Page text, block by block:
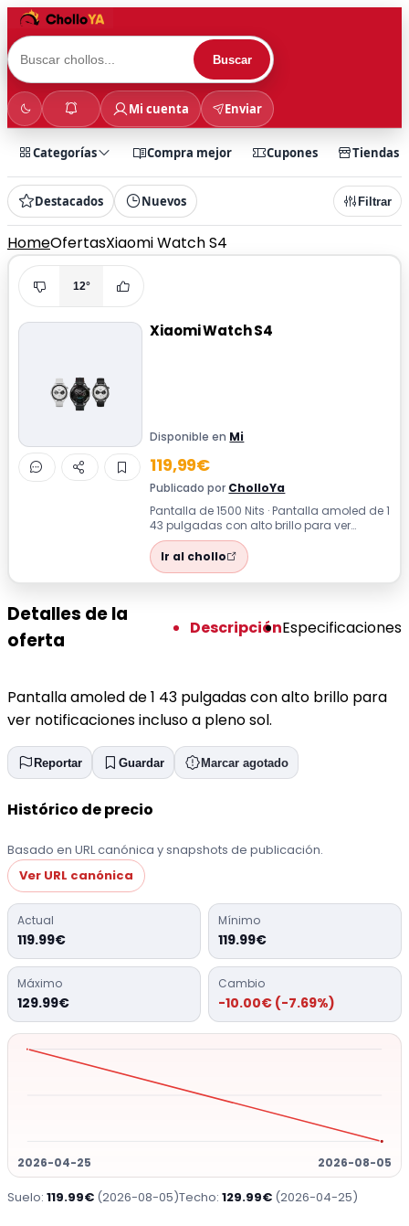
Buscar
Mi cuenta Enviar
Categorías Compra mejor Cupones Tiendas
Destacados Nuevos Filtrar
HomeOfertasXiaomi Watch S4
12°
Xiaomi Watch S4
Disponible en Mi
119,99€
Publicado por CholloYa
Pantalla de 1500 Nits · Pantalla amoled de 1
43 pulgadas con alto brillo para ver
notificaciones incluso a pleno sol.
Ir al chollo
Detalles de la
oferta
DescripciónEspecificaciones
Pantalla amoled de 1 43 pulgadas con alto brillo para
ver notificaciones incluso a pleno sol.
Reportar Guardar Marcar agotado
Histórico de precio
Basado en URL canónica y snapshots de publicación.
Ver URL canónica
Actual
119.99€
Mínimo
119.99€
Máximo
129.99€
Cambio
-10.00€ (-7.69%)
2026-04-25 2026-08-05
Suelo: 119.99€ (2026-08-05)Techo: 129.99€ (2026-04-25)